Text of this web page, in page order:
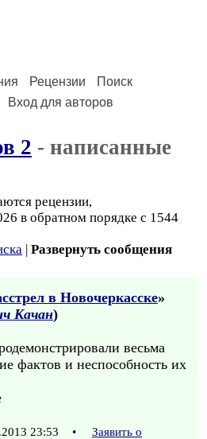
Рецензии
Поиск
Вход для авторов
2 - написанные
рецензии,
в обратном порядке с 1544
| Развернуть сообщения
в Новочеркасске»
Качан)
весьма
фактов и неспособность их
23:53 •
Заявить о